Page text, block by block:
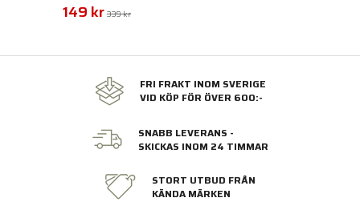
149 kr 339 kr
FRI FRAKT INOM SVERIGE
VID KÖP FÖR ÖVER 600:-
SNABB LEVERANS -
SKICKAS INOM 24 TIMMAR
STORT UTBUD FRÅN
KÄNDA MÄRKEN